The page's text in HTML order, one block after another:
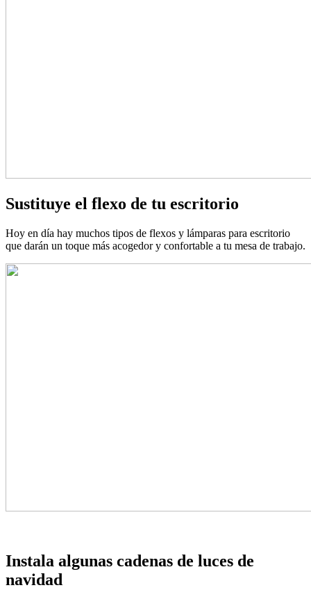
Sustituye el flexo de tu escritorio
Hoy en día hay muchos tipos de flexos y lámparas para escritorio
que darán un toque más acogedor y confortable a tu mesa de trabajo.
Instala algunas cadenas de luces de
navidad